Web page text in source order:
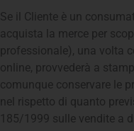
Se il Cliente è un
acquista la merce per
professionale), una volta
online, provvederà a
comunque conservare le
nel rispetto di quanto
185/1999 sulle vendite a